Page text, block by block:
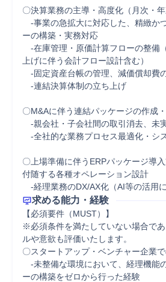
〇決算業務の主導・高度化（月次・年
-事業の急拡大に対応した、精緻か
ーの構築・実務対応
-在庫管理・原価計算フローの整備
上げに伴う会計フロー設計含む）
-固定資産台帳の管理、減価償却費
-連結決算体制の立ち上げ
〇M&Aに伴う連結パッケージの作成
-親会社・子会社間の取引消去、未
-全社的な業務プロセス最適化・シ
〇上場準備に伴うERPパッケージ導
付随する各種オペレーション設計
求める能力・経験
【必須要件（MUST）】
※必須条件を満たしていない場合で
ルや意欲も評価いたします。
〇スタートアップ・ベンチャー企業
-未整備な環境において、経理機能
ーの構築をゼロから行った経験